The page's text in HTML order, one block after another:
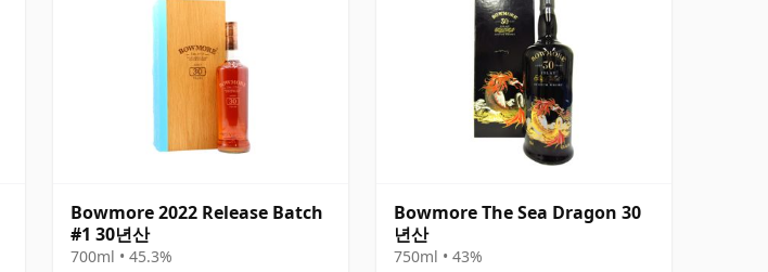
Bowmore 2022 Release Batch
#1 30년산
700ml • 45.3%
Bowmore The Sea Dragon 30
년산
750ml • 43%